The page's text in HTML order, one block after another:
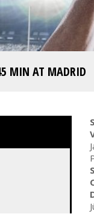
MIN AT MADRID